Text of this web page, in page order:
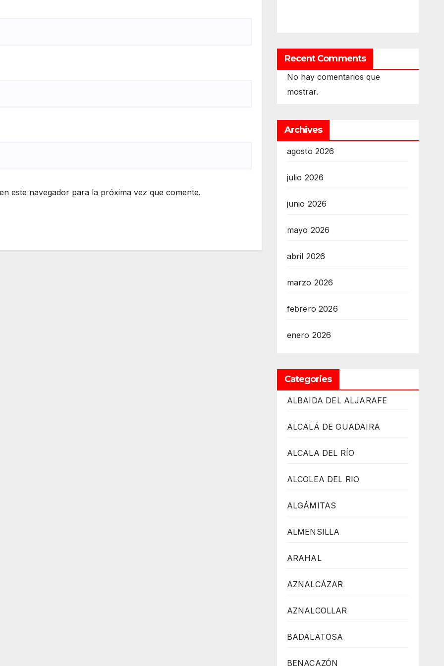
este navegador para la próxima vez que comente.
Recent Comments
No hay comentarios que
mostrar.
Archives
agosto 2026
julio 2026
junio 2026
mayo 2026
abril 2026
marzo 2026
febrero 2026
enero 2026
Categories
ALBAIDA DEL ALJARAFE
ALCALÁ DE GUADAIRA
ALCALA DEL RÍO
ALCOLEA DEL RIO
ALGÁMITAS
ALMENSILLA
ARAHAL
AZNALCÁZAR
AZNALCOLLAR
BADALATOSA
BENACAZÓN